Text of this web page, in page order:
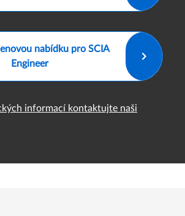
nabídku pro SCIA
Engineer
informací kontaktujte naši